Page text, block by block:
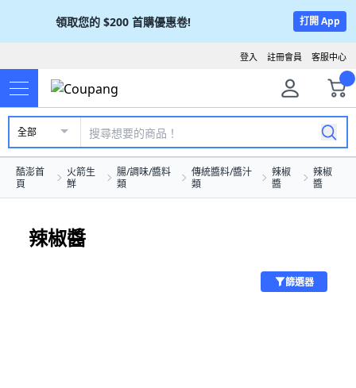
領取您的 $200 首購優惠卷! 打開 App
客服中心
註冊會員
登入
全部
酷澎首
頁
火箭生
鮮
腸/調味/醬料
類
傳統醬料/醬汁
類
辣椒
醬
辣椒
醬
辣椒醬
篩選器